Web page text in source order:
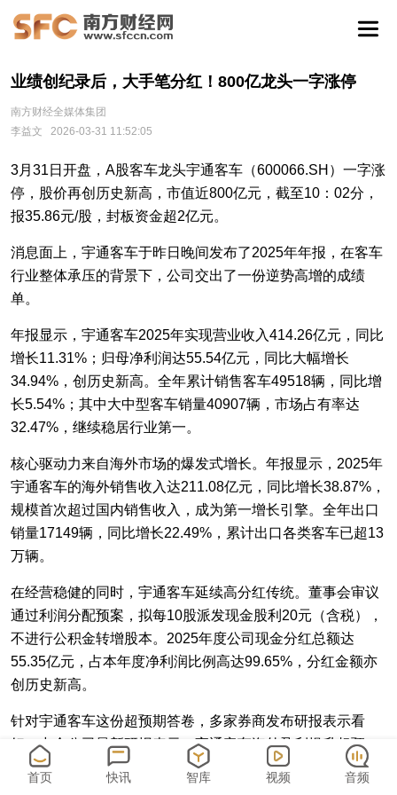
业绩创纪录后，大手笔分红！800亿龙头一字涨停
南方财经全媒体集团
李益文
2026-03-31 11:52:05
3月31日开盘，A股客车龙头宇通客车（600066.SH）一字涨
停，股价再创历史新高，市值近800亿元，截至10：02分，
报35.86元/股，封板资金超2亿元。
消息面上，宇通客车于昨日晚间发布了2025年年报，在客车
行业整体承压的背景下，公司交出了一份逆势高增的成绩
单。
年报显示，宇通客车2025年实现营业收入414.26亿元，同比
增长11.31%；归母净利润达55.54亿元，同比大幅增长
34.94%，创历史新高。全年累计销售客车49518辆，同比增
长5.54%；其中大中型客车销量40907辆，市场占有率达
32.47%，继续稳居行业第一。
核心驱动力来自海外市场的爆发式增长。年报显示，2025年
宇通客车的海外销售收入达211.08亿元，同比增长38.87%，
规模首次超过国内销售收入，成为第一增长引擎。全年出口
销量17149辆，同比增长22.49%，累计出口各类客车已超13
万辆。
在经营稳健的同时，宇通客车延续高分红传统。董事会审议
通过利润分配预案，拟每10股派发现金股利20元（含税），
不进行公积金转增股本。2025年度公司现金分红总额达
55.35亿元，占本年度净利润比例高达99.65%，分红金额亦
创历史新高。
针对宇通客车这份超预期答卷，多家券商发布研报表示看
好。中金公司最新研报表示，宇通客车海外盈利提升超预
期，上调2026/2027年盈利预测11%/4%至61.1亿元/66.3亿
首页 快讯 智库 视频 音频